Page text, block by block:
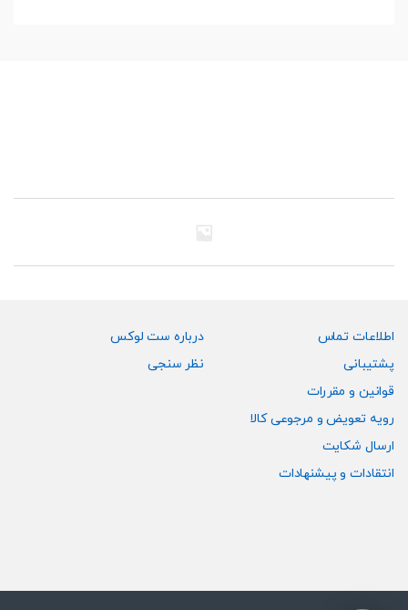
اطلاعات تماس
پشتیبانی
قوانین و مقررات
رویه تعویض و مرجوعی کالا
ارسال شکایت
انتقادات و پیشنهادات
درباره ست لوکس
نظر سنجی